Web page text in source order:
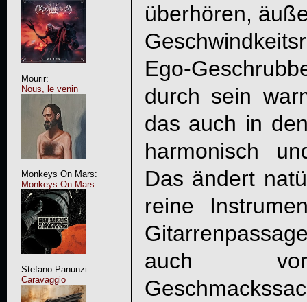
Mourir:
Nous, le venin
Monkeys On Mars:
Monkeys On Mars
Stefano Panunzi:
Caravaggio
überhören,
Ego-
durch sein
das auch in
harmonisch
Das ändert
reine
auch